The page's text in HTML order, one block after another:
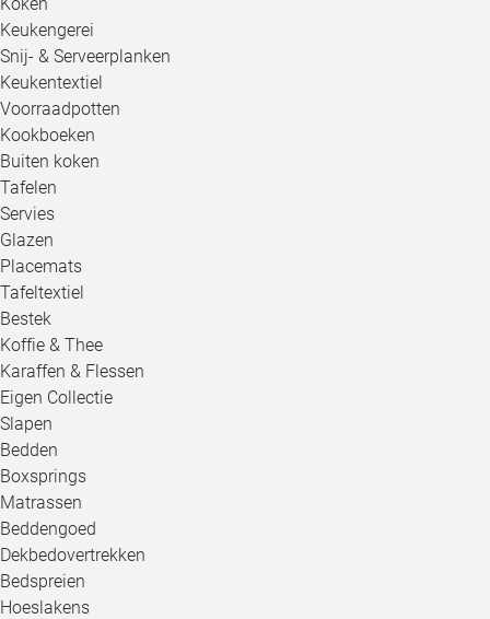
Keukengerei
Snij- & Serveerplanken
Keukentextiel
Voorraadpotten
Kookboeken
Buiten koken
Tafelen
Servies
Glazen
Placemats
Tafeltextiel
Bestek
Koffie & Thee
Karaffen & Flessen
Eigen Collectie
Slapen
Bedden
Boxsprings
Matrassen
Beddengoed
Dekbedovertrekken
Bedspreien
Hoeslakens